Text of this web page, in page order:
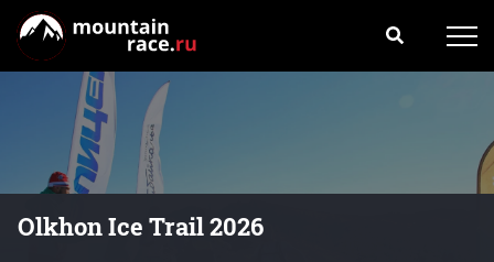
Olkhon Ice Trail 2026